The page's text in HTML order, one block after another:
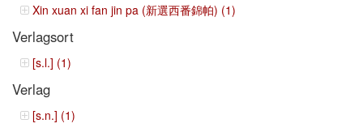
Xin xuan xi fan jin pa (新選西番錦帕) (1)
Verlagsort
[s.l.] (1)
Verlag
[s.n.] (1)